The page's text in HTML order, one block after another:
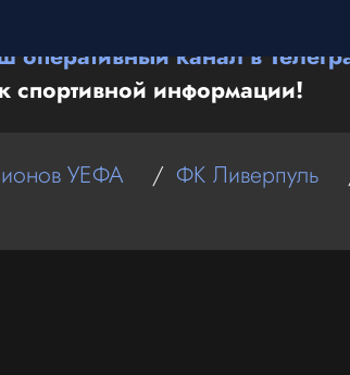
оперативный канал в
спортивной информации!
УЕФА / ФК Ливерпуль